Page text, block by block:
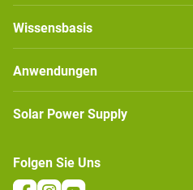
Wissensbasis
Anwendungen
Solar Power Supply
Folgen Sie Uns